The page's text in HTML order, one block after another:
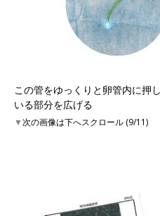
この管をゆっくりと卵管内に押
いる部分を広げる
▼次の画像は下へスクロール (9/11)